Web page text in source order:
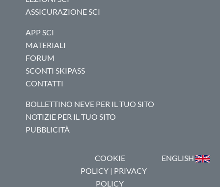
ASSICURAZIONE SCI
APP SCI
MATERIALI
FORUM
SCONTI SKIPASS
CONTATTI
BOLLETTINO NEVE PER IL TUO SITO
NOTIZIE PER IL TUO SITO
PUBBLICITÀ
COOKIE
POLICY| PRIVACY
POLICY
ENGLISH